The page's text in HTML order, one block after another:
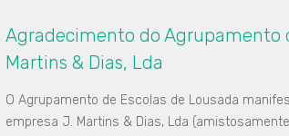
Agradecimento do Agrupamento
Martins & Dias, Lda
O Agrupamento de Escolas de Lousada
empresa J. Martins & Dias, Lda